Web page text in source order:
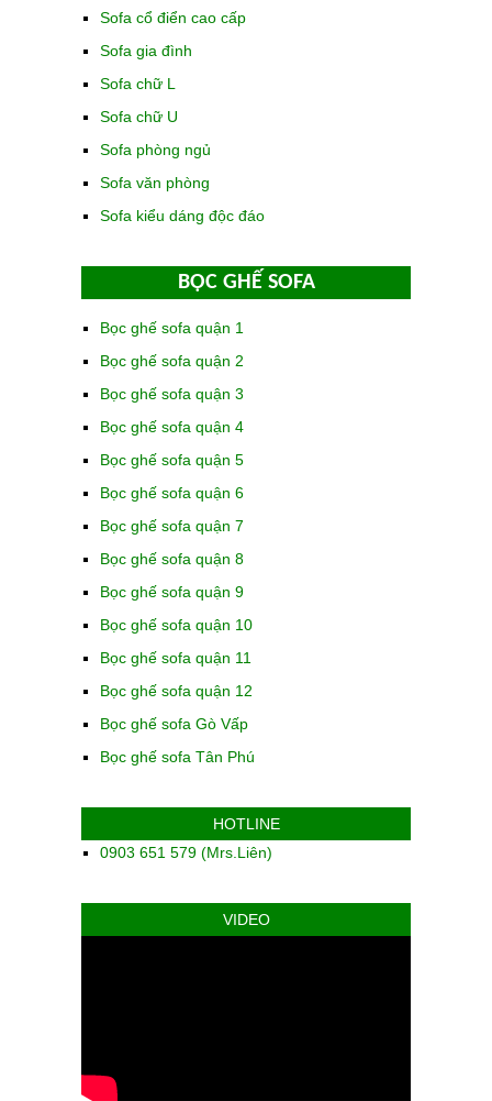
Sofa cổ điển cao cấp
Sofa gia đình
Sofa chữ L
Sofa chữ U
Sofa phòng ngủ
Sofa văn phòng
Sofa kiểu dáng độc đáo
BỌC GHẾ SOFA
Bọc ghế sofa quận 1
Bọc ghế sofa quận 2
Bọc ghế sofa quận 3
Bọc ghế sofa quận 4
Bọc ghế sofa quận 5
Bọc ghế sofa quận 6
Bọc ghế sofa quận 7
Bọc ghế sofa quận 8
Bọc ghế sofa quận 9
Bọc ghế sofa quận 10
Bọc ghế sofa quận 11
Bọc ghế sofa quận 12
Bọc ghế sofa Gò Vấp
Bọc ghế sofa Tân Phú
HOTLINE
0903 651 579 (Mrs.Liên)
VIDEO